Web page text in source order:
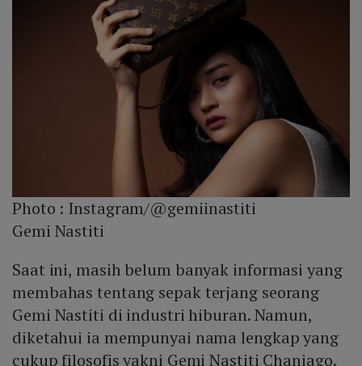
Photo : Instagram/@gemiinastiti
Gemi Nastiti
Saat ini, masih belum banyak informasi yang
membahas tentang sepak terjang seorang
Gemi Nastiti di industri hiburan. Namun,
diketahui ia mempunyai nama lengkap yang
cukup filosofis yakni Gemi Nastiti Chaniago.